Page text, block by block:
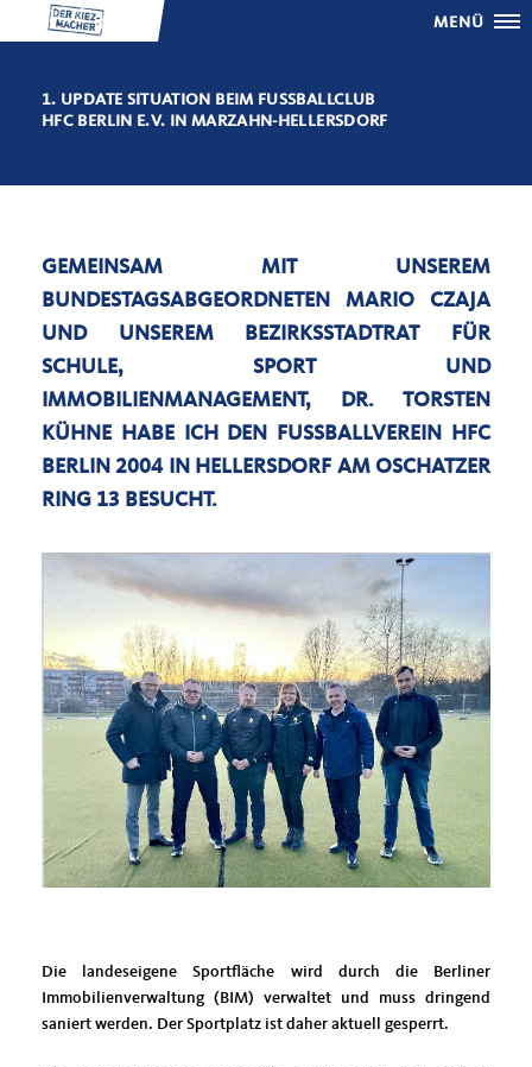
MENÜ
1. UPDATE SITUATION BEIM FUSSBALLCLUB H
FC BERLIN E.V. IN MARZAHN-HELLERSDORF
GEMEINSAM MIT UNSEREM
BUNDESTAGSABGEORDNETEN MARIO CZAJA
UND UNSEREM BEZIRKSSTADTRAT FÜR
SCHULE, SPORT UND
IMMOBILIENMANAGEMENT, DR. TORSTEN
KÜHNE HABE ICH DEN FUSSBALLVEREIN HFC B
ERLIN 2004 IN HELLERSDORF AM OSCHATZER R
ING 13 BESUCHT.
Die landeseigene Sportfläche wird durch die Berliner
Immobilienverwaltung (BIM) verwaltet und muss dringend
saniert werden. Der Sportplatz ist daher aktuell gesperrt.